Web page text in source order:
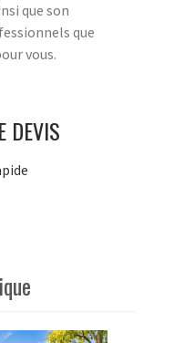
que son
que
vous.
DEVIS